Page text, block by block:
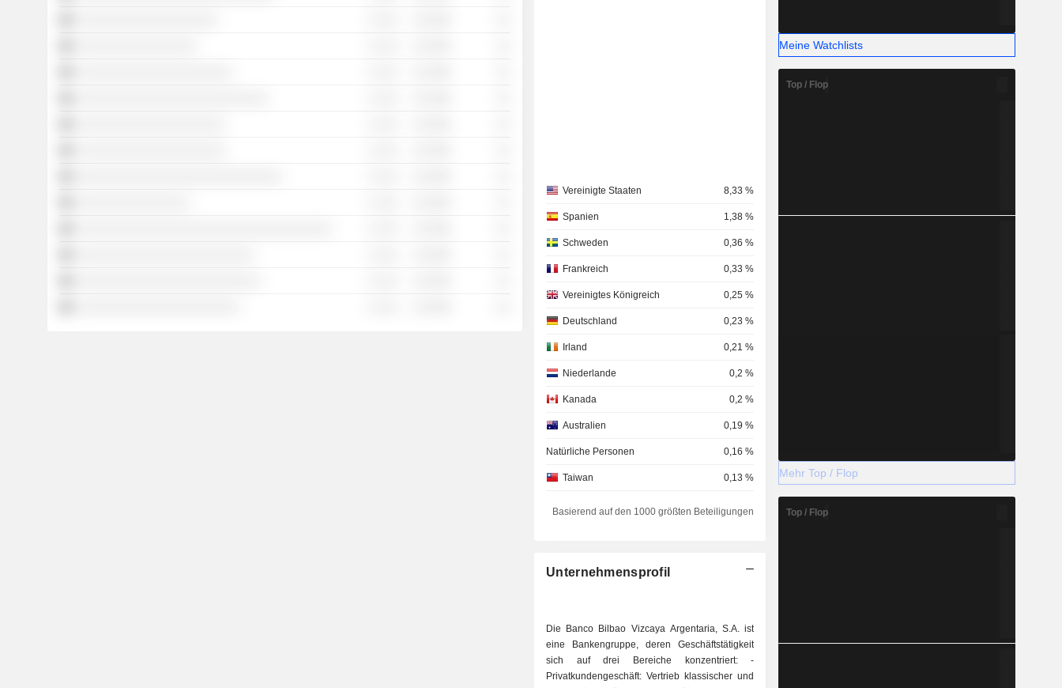
Vereinigte Staaten 8,33 %
Spanien 1,38 %
Schweden 0,36 %
Frankreich 0,33 %
Vereinigtes Königreich 0,25 %
Deutschland 0,23 %
Irland 0,21 %
Niederlande 0,2 %
Kanada 0,2 %
Australien 0,19 %
Natürliche Personen 0,16 %
Taiwan 0,13 %
Portugal 0,03 %
Dänemark 0,03 %
Basierend auf den 1000 größten Beteiligungen
Unternehmensprofil
Die Banco Bilbao Vizcaya Argentaria, S.A. ist
eine Bankengruppe, deren Geschäftstätigkeit
sich auf drei Bereiche konzentriert: -
Privatkundengeschäft: Vertrieb klassischer und
Meine Watchlists
Top / Flop
Mehr Top / Flop
Top / Flop